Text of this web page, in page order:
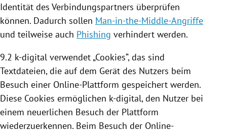
Identität des Verbindungspartners überprüfen
können. Dadurch sollen Man-in-the-Middle-Angriffe
und teilweise auch Phishing verhindert werden.
9.2 k-digital verwendet „Cookies“, das sind
Textdateien, die auf dem Gerät des Nutzers beim
Besuch einer Online-Plattform gespeichert werden.
Diese Cookies ermöglichen k-digital, den Nutzer bei
einem neuerlichen Besuch der Plattform
wiederzuerkennen. Beim Besuch der Online-